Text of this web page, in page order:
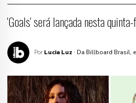
'Goals' será lançada nesta
Por Lucia Luz · Da Billboard Brasil,